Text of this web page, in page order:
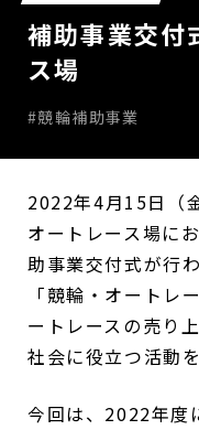
補助事業交付
ス場
#競輪補助事業
2022年4月15日（
オートレース場に
助事業交付式が行
「競輪・オートレ
ートレースの売り
社会に役立つ活動
今回は、2022年度